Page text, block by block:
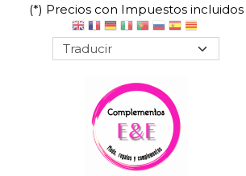
(*) Precios con Impuestos incluidos